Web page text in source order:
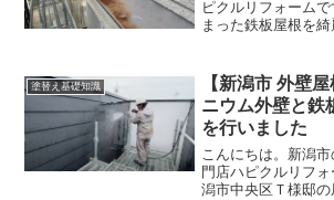
ピクルリフォーム
まった鉄板屋根を綺
板は錆が出始める
進行します。特に
塗替え基礎知識
【新潟市 外壁
ニウム外壁と鉄
を行いました
こんにちは。新潟
門店ハピクルリフ
潟市中央区Ｔ様邸